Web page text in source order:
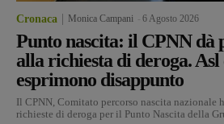
Cronaca Monica Campani 6 Agosto 2026
Punto nascita: il CPNN dà
alla richiesta di deroga. Asl
esprimono disappunto
Il CPNN, Comitato percorso nascita nazionale
richieste di deroga per il Punto Nascita della